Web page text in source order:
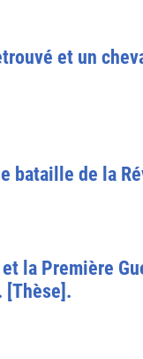
et un
bataille de la
la Première
[Thèse].